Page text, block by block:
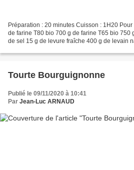
Préparation : 20 minutes Cuisson : 1H20
de farine T80 bio 700 g de farine T65 bio 750
de sel 15 g de levure fraîche 400 g de levain
Tourte Bourguignonne
Publié le 09/11/2020 à 10:41
Par Jean-Luc ARNAUD